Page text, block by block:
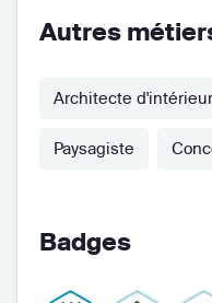
Autres
Architecte d'intérieur
Paysagiste
Badges